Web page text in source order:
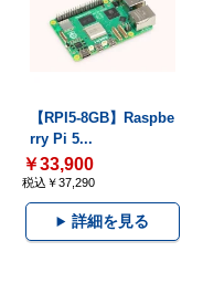
【RPI5-8GB】Raspbe
rry Pi 5...
￥33,900
税込￥37,290
詳細を見る